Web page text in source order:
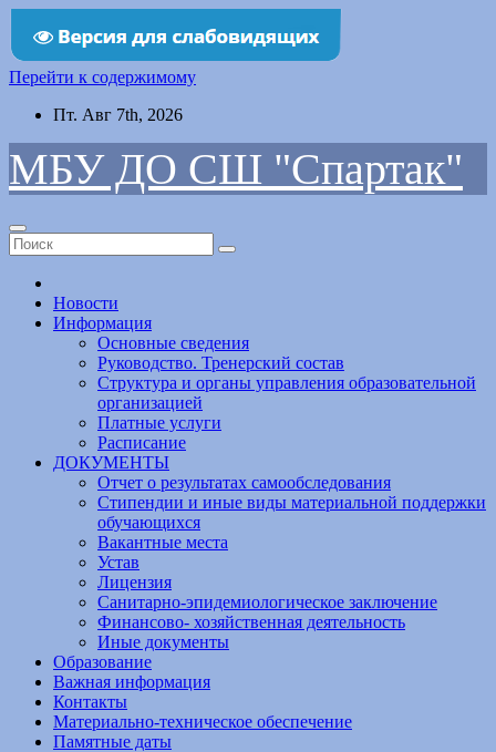
Перейти к содержимому
Пт. Авг 7th, 2026
МБУ ДО СШ "Спартак"
Новости
Информация
Основные сведения
Руководство. Тренерский состав
Структура и органы управления образовательной
организацией
Платные услуги
Расписание
ДОКУМЕНТЫ
Отчет о результатах самообследования
Стипендии и иные виды материальной поддержки
обучающихся
Вакантные места
Устав
Лицензия
Санитарно-эпидемиологическое заключение
Финансово- хозяйственная деятельность
Иные документы
Образование
Важная информация
Контакты
Материально-техническое обеспечение
Памятные даты